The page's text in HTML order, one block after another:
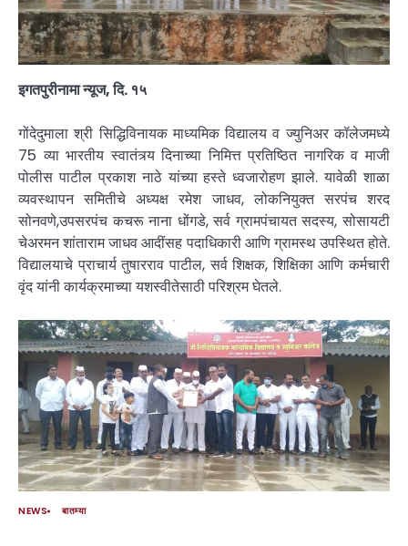
इगतपुरीनामा न्यूज, दि. १५
गोंदेदुमाला श्री सिद्धिविनायक माध्यमिक विद्यालय व ज्युनिअर कॉलेजमध्ये
75 व्या भारतीय स्वातंत्र्य दिनाच्या निमित्त प्रतिष्ठित नागरिक व माजी
पोलीस पाटील प्रकाश नाठे यांच्या हस्ते ध्वजारोहण झाले. यावेळी शाळा
व्यवस्थापन समितीचे अध्यक्ष रमेश जाधव, लोकनियुक्त सरपंच शरद
सोनवणे,उपसरपंच कचरू नाना धोंगडे, सर्व ग्रामपंचायत सदस्य, सोसायटी
चेअरमन शांताराम जाधव आदींसह पदाधिकारी आणि ग्रामस्थ उपस्थित होते.
विद्यालयाचे प्राचार्य तुषारराव पाटील, सर्व शिक्षक, शिक्षिका आणि कर्मचारी
वृंद यांनी कार्यक्रमाच्या यशस्वीतेसाठी परिश्रम घेतले.
NEWS बातम्या